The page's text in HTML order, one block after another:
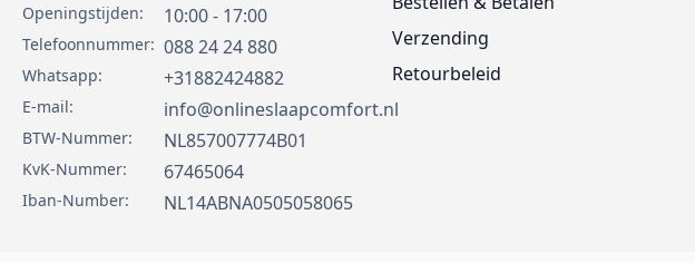
Openingstijden: 10:00 - 17:00
Telefoonnummer: 088 24 24 880
Whatsapp: +31882424882
E-mail: info@onlineslaapcomfort.nl
BTW-Nummer: NL857007774B01
KvK-Nummer: 67465064
Iban-Number: NL14ABNA0505058065
Verzending
Retourbeleid